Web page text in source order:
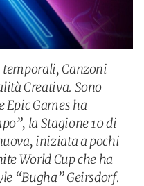
Canzoni
Creativa. Sono
Epic Games ha
la Stagione 10 di
iniziata a pochi
World Cup che ha
“Bugha” Geirsdorf.